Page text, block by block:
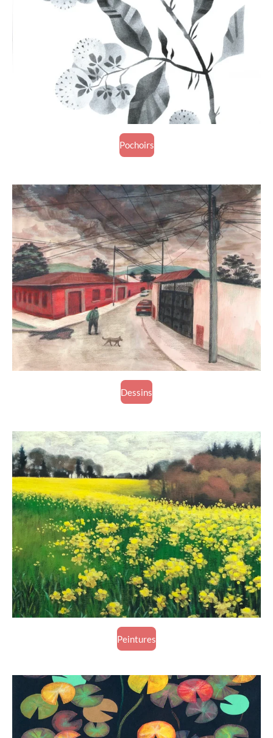
Pochoirs
Dessins
Peintures